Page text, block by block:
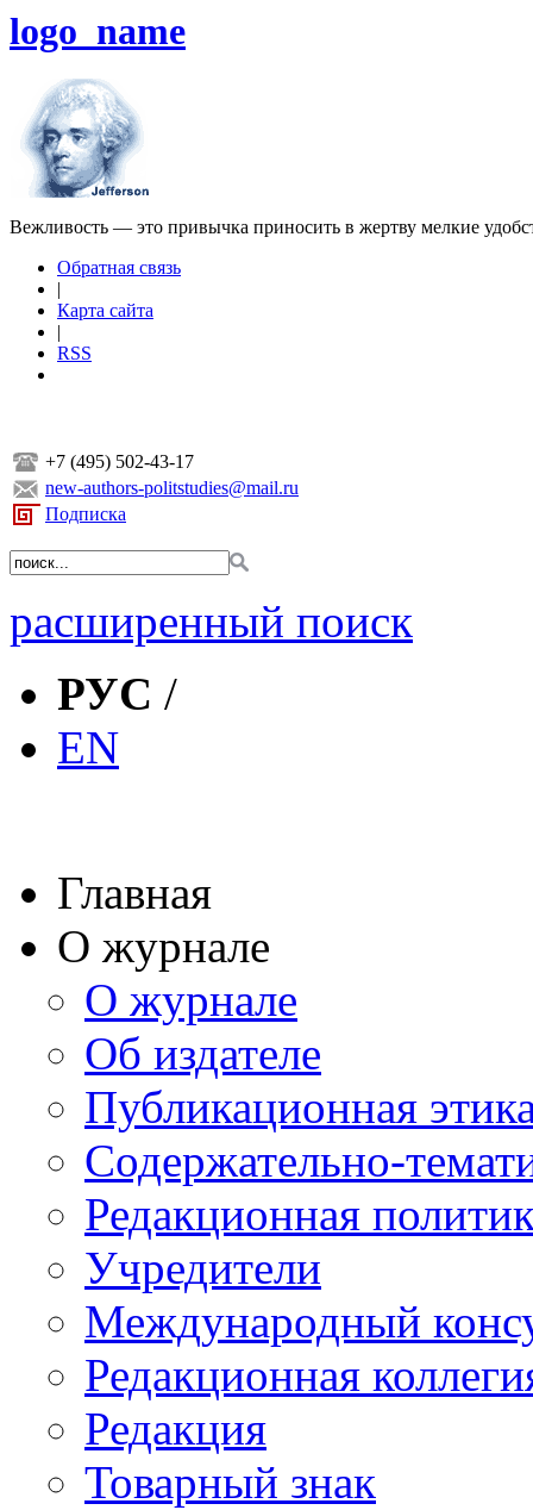
logo_name
Вежливость — это привычка приносить в жертву мелкие
Обратная связь
|
Карта сайта
|
RSS
+7 (495) 502-43-17
new-authors-politstudies@mail.ru
Подписка
расширенный поиск
РУС /
EN
Главная
О журнале
О журнале
Об издателе
Публикационная
Содержательно-
Редакционная
Учредители
Международный
Редакционная
Редакция
Товарный знак